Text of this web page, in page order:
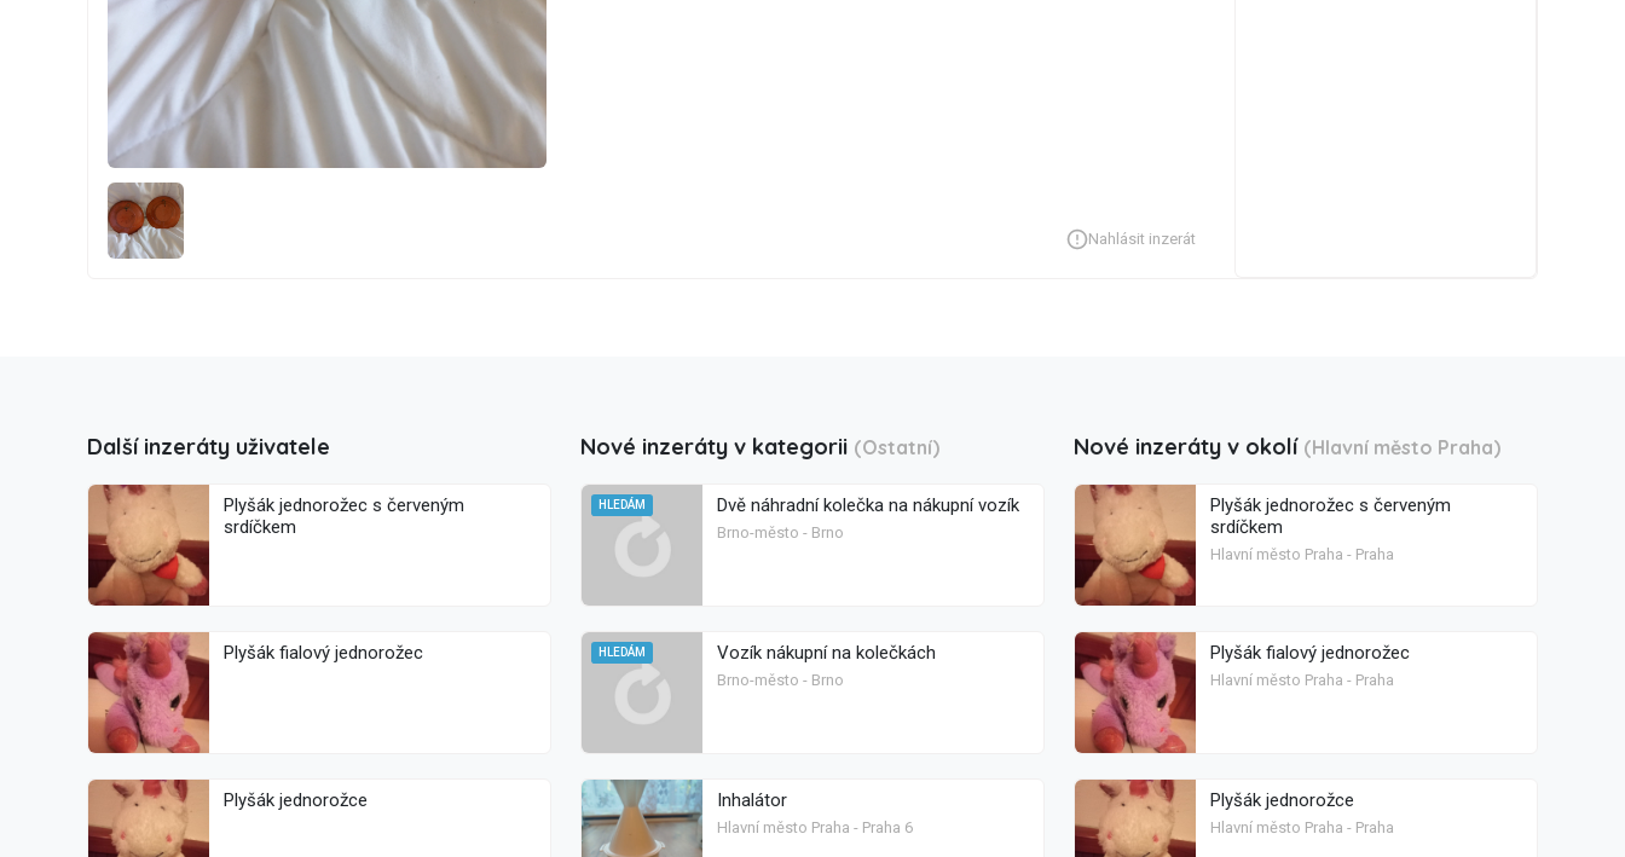
Nahlásit inzerát
Další inzeráty uživatele
Plyšák jednorožec s červeným
srdíčkem
Plyšák fialový jednorožec
Plyšák jednorožce
Nové inzeráty v kategorii (Ostatní)
HLEDÁM Dvě náhradní kolečka na nákupní vozík
Brno-město - Brno
HLEDÁM Vozík nákupní na kolečkách
Brno-město - Brno
Inhalátor
Hlavní město Praha - Praha 6
Nové inzeráty v okolí (Hlavní město Praha)
Plyšák jednorožec s červeným
srdíčkem
Hlavní město Praha - Praha
Plyšák fialový jednorožec
Hlavní město Praha - Praha
Plyšák jednorožce
Hlavní město Praha - Praha